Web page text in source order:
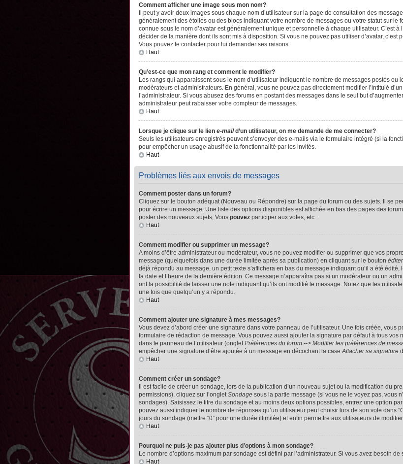
Comment afficher une image sous mon nom?
Il peut y avoir deux images sous chaque nom d’utilisateur sur la page de consultation des
généralement des étoiles ou des blocs indiquant votre nombre de messages ou votre statut sur le
connue sous le nom d’avatar est généralement unique et personnelle à chaque utilisateur. C’est à
décider de la manière dont ils sont mis à disposition. Si vous ne pouvez pas utiliser d’avatar, c’est
Vous pouvez le contacter pour lui demander ses raisons.
Haut
Qu’est-ce que mon rang et comment le modifier?
Les rangs qui apparaissent sous le nom d’utilisateur indiquent le nombre de messages postés ou
modérateurs et administrateurs. En général, vous ne pouvez pas directement modifier l’intitulé
l’administrateur. Si vous abusez des forums en postant des messages dans le seul but
administrateur peut rabaisser votre compteur de messages.
Haut
Lorsque je clique sur le lien e-maild’un utilisateur, on me demande de me connecter?
Seuls les utilisateurs enregistrés peuvent s’envoyer des e-mails via le formulaire intégré (si la
pour empêcher un usage abusif de la fonctionnalité par les invités.
Haut
Problèmes liés aux envois de messages
Comment poster dans un forum?
Cliquez sur le bouton adéquat (Nouveau ou Répondre) sur la page du forum ou des sujets. Il se
pour écrire un message. Une liste des options disponibles est affichée en bas des pages des
poster des nouveaux sujets, Vous pouvez participer aux votes, etc.
Haut
Comment modifier ou supprimer un message?
A moins d’être administrateur ou modérateur, vous ne pouvez modifier ou supprimer que vos
message (quelquefois dans une durée limitée après sa publication) en cliquant sur le bouton éditer
déjà répondu au message, un petit texte s’affichera en bas du message indiquant qu’il a été
la date et l’heure de la dernière édition. Ce message n’apparaîtra pas si un modérateur ou un
ont la possibilité de laisser une note indiquant qu’ils ont modifié le message. Notez que les
une fois que quelqu’un y a répondu.
Haut
Comment ajouter une signature à mes messages?
Vous devez d’abord créer une signature dans votre panneau de l’utilisateur. Une fois créée, vous
formulaire de rédaction de message. Vous pouvez aussi ajouter la signature par défaut à tous vos
dans le panneau de l’utilisateur (ongletPréférences du forum --> Modifier les préférences de
empêcher une signature d’être ajoutée à un message en décochant la caseAttacher sa signature
Haut
Comment créer un sondage?
Il est facile de créer un sondage, lors de la publication d’un nouveau sujet ou la modification du
permissions), cliquez sur l’ongletSondage sous la partie message (si vous ne le voyez pas, vous
sondages). Saisissez le titre du sondage et au moins deux options possibles, entrez une option
pouvez aussi indiquer le nombre de réponses qu’un utilisateur peut choisir lors de son vote dans
jours du sondage (mettre “0” pour une durée illimitée) et enfin permettre aux utilisateurs de
Haut
Pourquoi ne puis-je pas ajouter plus d’options à mon sondage?
Le nombre d’options maximum par sondage est défini par l’administrateur. Si vous avez besoin
Haut